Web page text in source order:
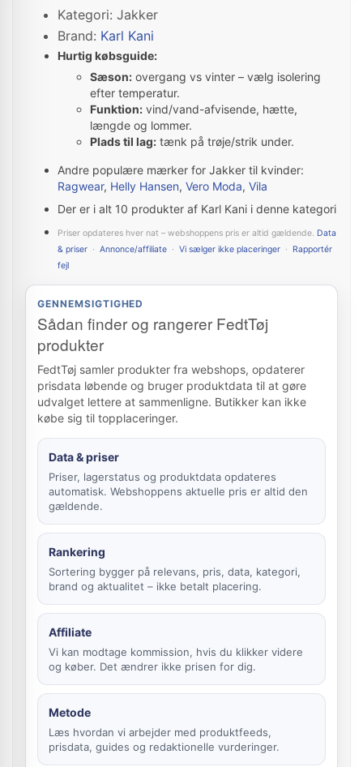
Kategori: Jakker
Brand: Karl Kani
Hurtig købsguide:
Sæson: overgang vs vinter – vælg isolering
efter temperatur.
Funktion: vind/vand-afvisende, hætte,
længde og lommer.
Plads til lag: tænk på trøje/strik under.
Andre populære mærker for Jakker til kvinder:
Ragwear, Helly Hansen, Vero Moda, Vila
Der er i alt 10 produkter af Karl Kani i denne kategori
Priser opdateres hver nat – webshoppens pris er altid gældende. Data
& priser · Annonce/affiliate · Vi sælger ikke placeringer · Rapportér
fejl
GENNEMSIGTIGHED
Sådan finder og rangerer FedtTøj
produkter
FedtTøj samler produkter fra webshops, opdaterer
prisdata løbende og bruger produktdata til at gøre
udvalget lettere at sammenligne. Butikker kan ikke
købe sig til topplaceringer.
Data & priser
Priser, lagerstatus og produktdata opdateres
automatisk. Webshoppens aktuelle pris er altid den
gældende.
Rankering
Sortering bygger på relevans, pris, data, kategori,
brand og aktualitet – ikke betalt placering.
Affiliate
Vi kan modtage kommission, hvis du klikker videre
og køber. Det ændrer ikke prisen for dig.
Metode
Læs hvordan vi arbejder med produktfeeds,
prisdata, guides og redaktionelle vurderinger.